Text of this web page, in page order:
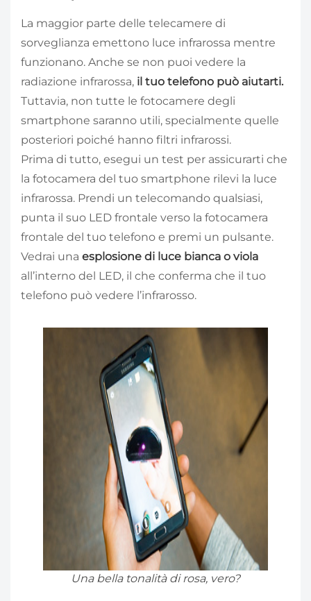
La maggior parte delle telecamere di
sorveglianza emettono luce infrarossa mentre
funzionano. Anche se non puoi vedere la
radiazione infrarossa, il tuo telefono può aiutarti.
Tuttavia, non tutte le fotocamere degli
smartphone saranno utili, specialmente quelle
posteriori poiché hanno filtri infrarossi.
Prima di tutto, esegui un test per assicurarti che
la fotocamera del tuo smartphone rilevi la luce
infrarossa. Prendi un telecomando qualsiasi,
punta il suo LED frontale verso la fotocamera
frontale del tuo telefono e premi un pulsante.
Vedrai una esplosione di luce bianca o viola
all’interno del LED, il che conferma che il tuo
telefono può vedere l’infrarosso.
Una bella tonalità di rosa, vero?